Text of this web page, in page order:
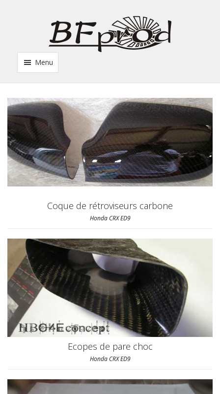
Menu
Coque de rétroviseurs carbone
Honda CRX ED9
Ecopes de pare choc
Honda CRX ED9